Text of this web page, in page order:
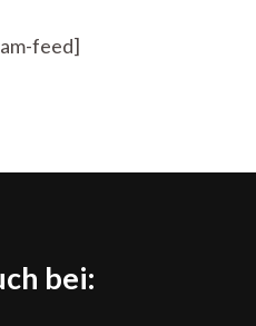
feed]
bei: